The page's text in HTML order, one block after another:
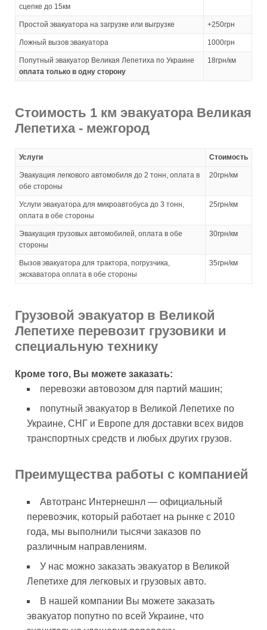
сцепке до 15км
Простой эвакуатора на загрузке или выгрузке +250грн
Ложный вызов эвакуатора 1000грн
оплата только в одну сторону
18грн/км
Стоимость 1 км эвакуатора Великая
Лепетиха - межгород
Услуги Стоимость
Эвакуация легкового автомобиля до 2 тонн, оплата в
обе стороны
20грн/км
Услуги эвакуатора для микроавтобуса до 3 тонн,
оплата в обе стороны
25грн/км
Эвакуация грузовых автомобилей, оплата в обе
стороны
30грн/км
Вызов эвакуатора для трактора, погрузчика,
экскаватора оплата в обе стороны
35грн/км
Грузовой эвакуатор в Великой
Лепетихе перевозит грузовики и
специальную технику
Кроме того, Вы можете заказать:
перевозки автовозом для партий машин;
попутный эвакуатор в Великой Лепетихе по
Украине, СНГ и Европе для доставки всех видов
транспортных средств и любых других грузов.
Преимущества работы с компанией
Автотранс Интернешнл — официальный
перевозчик, который работает на рынке с 2010
года, мы выполнили тысячи заказов по
различным направлениям.
У нас можно заказать эвакуатор в Великой
Лепетихе для легковых и грузовых авто.
В нашей компании Вы можете заказать
эвакуатор попутно по всей Украине, что